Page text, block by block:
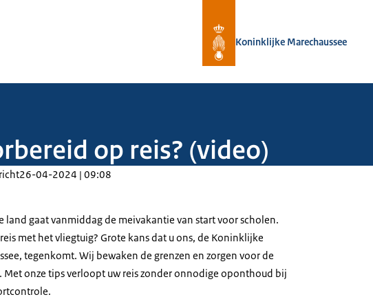
Koninklijke Marechaussee
op reis? (video)
26-04-2024 | 09:08
land gaat vanmiddag de meivakantie van start voor scholen.
met het vliegtuig? Grote kans dat u ons, de Koninklijke
tegenkomt. Wij bewaken de grenzen en zorgen voor de
Met onze tips verloopt uw reis zonder onnodige oponthoud bij